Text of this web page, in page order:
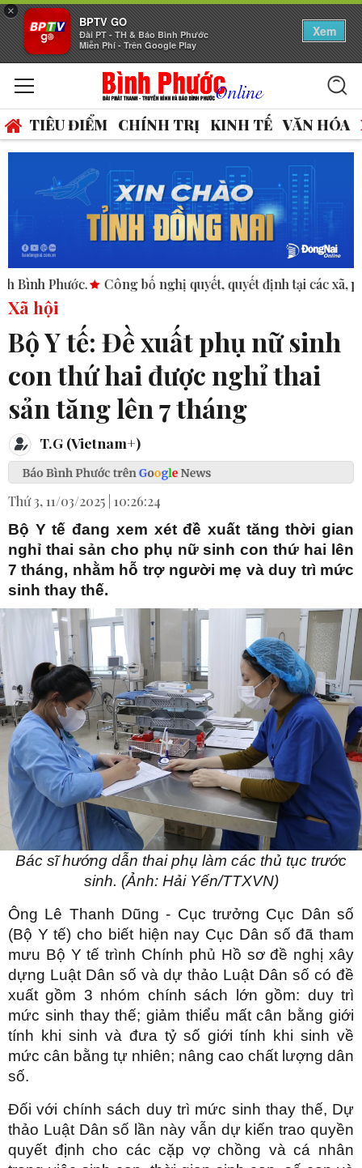
×
BPTV GO
Đài PT - TH & Báo Bình Phước
Miễn Phí - Trên Google Play
Xem
TIÊU ĐIỂM CHÍNH TRỊ KINH TẾ VĂN HÓA
Công bố nghị quyết, quyết định tại các xã, phường.
Xã hội
Bộ Y tế: Đề xuất phụ nữ sinh
con thứ hai được nghỉ thai
sản tăng lên 7 tháng
T.G (Vietnam+)
Thứ 3, 11/03/2025 | 10:26:24
Bộ Y tế đang xem xét đề xuất tăng thời gian
nghỉ thai sản cho phụ nữ sinh con thứ hai lên
7 tháng, nhằm hỗ trợ người mẹ và duy trì mức
sinh thay thế.
Bác sĩ hướng dẫn thai phụ làm các thủ tục trước
sinh. (Ảnh: Hải Yến/TTXVN)
Ông Lê Thanh Dũng - Cục trưởng Cục Dân số
(Bộ Y tế) cho biết hiện nay Cục Dân số đã tham
mưu Bộ Y tế trình Chính phủ Hồ sơ đề nghị xây
dựng Luật Dân số và dự thảo Luật Dân số có đề
xuất gồm 3 nhóm chính sách lớn gồm: duy trì
mức sinh thay thế; giảm thiểu mất cân bằng giới
tính khi sinh và đưa tỷ số giới tính khi sinh về
mức cân bằng tự nhiên; nâng cao chất lượng dân
số.
Đối với chính sách duy trì mức sinh thay thế, Dự
thảo Luật Dân số lần này vẫn dự kiến trao quyền
quyết định cho các cặp vợ chồng và cá nhân